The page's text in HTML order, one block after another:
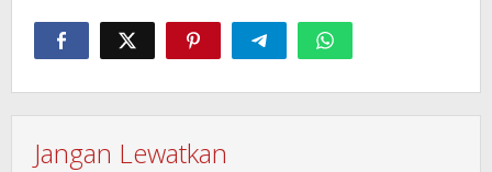
Jangan Lewatkan